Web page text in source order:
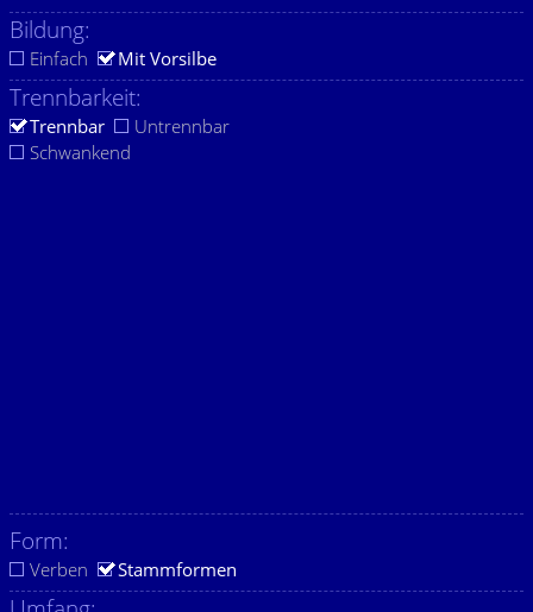
Bildung:
Einfach Mit Vorsilbe
Trennbarkeit:
Trennbar
Untrennbar
Schwankend
Form:
Verben Stammformen